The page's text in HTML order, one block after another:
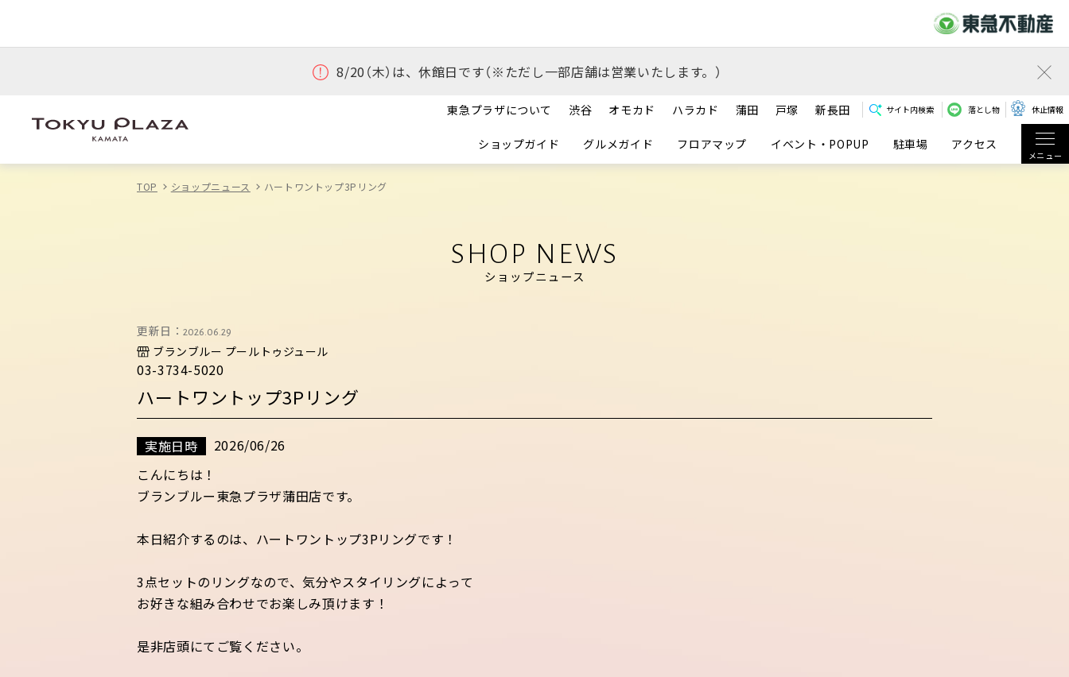
8/20（木）は、休館日です（※ただし一部店舗は営業いたします。）
東急プラザについて 渋谷 オモカド ハラカド 蒲田 戸塚 新長田 サイト内検索 落とし物 休止情報
ショップガイド グルメガイド フロアマップ イベント・POPUP 駐車場 アクセス
メニュー
TOP ショップニュース ハートワントップ3Pリング
SHOP NEWS
ショップニュース
更新日：2026.06.29
ブランブルー プールトゥジュール
03-3734-5020
ハートワントップ3Pリング
実施日時
2026/06/26
こんにちは！
ブランブルー東急プラザ蒲田店です。
本日紹介するのは、ハートワントップ3Pリングです！
3点セットのリングなので、気分やスタイリングによって
お好きな組み合わせでお楽しみ頂けます！
是非店頭にてご覧ください。